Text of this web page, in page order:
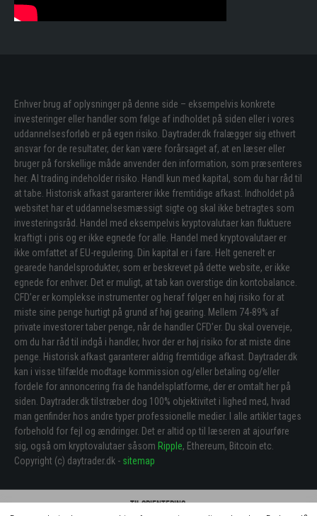
Enhver brug af oplysninger på denne side – eksempelvis konkrete
investeringer eller handler som følge af indholdet på siden eller i vores
uddannelsesforløb er på egen risiko. Daytrader.dk fralægger sig ethvert
ansvar for de resultater, der kan være forårsaget af, at en læser eller
bruger på forskellige måde anvender den information, som præsenteres
her. Al trading indeholder risiko. Handl kun med kapital, som du har råd til
at tabe. Historisk afkast garanterer ikke fremtidige afkast. Indholdet på
websitet har et uddannelsesmæssigt sigte og skal ikke betragtes som
investeringsråd. Handel med eksempelvis kryptovalutaer kan fluktuere
kraftigt i pris og er ikke egnede for alle. Handel med kryptovalutaer er
ikke omfattet af EU-regulering. Din kapital er i fare. Helt generelt er
gearede handelsprodukter, som er beskrevet på dette website, er ikke
egnede for enhver. Det er muligt, at tab kan overstige din kontobalance.
CFD’er er komplekse instrumenter og heraf følger en høj risiko for at
miste sine penge hurtigt på grund af høj gearing. Mellem 74-89% af
private investorer taber penge, når de handler CFD’er. Du skal overveje,
om du har råd til indgå i handler, hvor der er høj risiko for at miste dine
penge. Historisk afkast garanterer aldrig fremtidige afkast. Daytrader.dk
kan i visse tilfælde modtage kommission og/eller betaling og/eller
fordele for annoncering fra de handelsplatforme, der er omtalt her på
siden. Daytrader.dk tilstræber dog 100% objektivitet i lighed med, hvad
man genfinder hos andre typer professionelle medier. I alle artikler tages
forbehold for fejl og ændringer. Det er altid op til læseren at ajourføre
sig, også om kryptovalutaer såsom Ripple, Ethereum, Bitcoin etc.
Copyright (c) daytrader.dk - sitemap
Til orientering: